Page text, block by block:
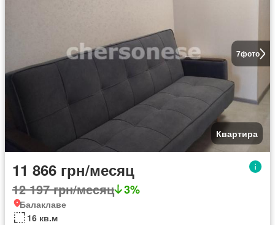
7фото
Квартира
11 866 грн/месяц
12 197 грн/месяц 3%
Балаклаве
16 кв.м